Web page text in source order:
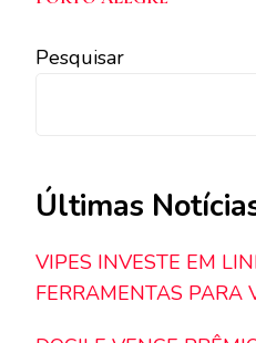
Pesquisar
Últimas
VIPES INVESTE EM
FERRAMENTAS PARA